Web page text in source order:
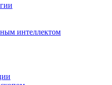
интеллектом